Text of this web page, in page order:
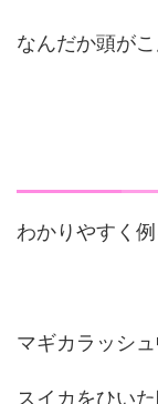
なんだか頭が
わかりやすく例
マギカラッシュ
スイカをひい